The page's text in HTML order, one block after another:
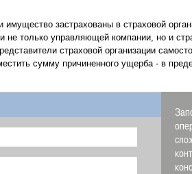
имущество застрахованы в страховой
не только управляющей компании, но и
страховой организации
сумму причиненного ущерба - в